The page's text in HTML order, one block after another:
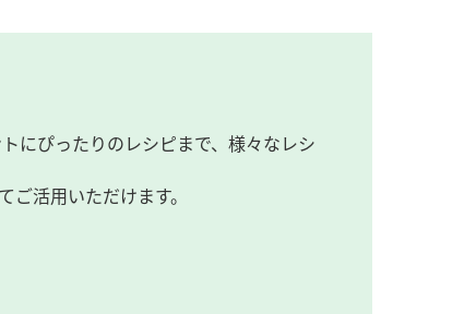
にぴったりのレシピまで、様々なレシ
活用いただけます。